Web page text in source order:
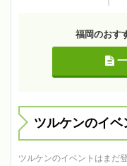
福岡のおす
一
ツルケンのイベ
ツルケンのイベントはまだ